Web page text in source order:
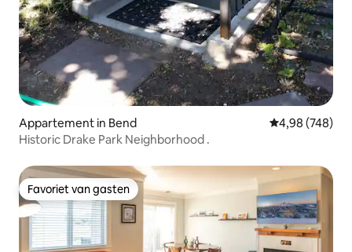
Appartement in Bend Gemiddelde
4,98 (748)
Historic Drake Park Neighborhood .
Favoriet van gasten
Favoriet van gasten